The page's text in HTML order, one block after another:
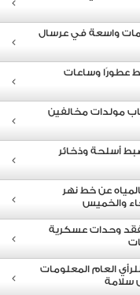
واسعة في عرسال
عطورًا وساعات
ويضبط أسلحة وذخائر
عن خط نهر
والخميس
وحدات عسكرية
العام المعلومات
سلامة